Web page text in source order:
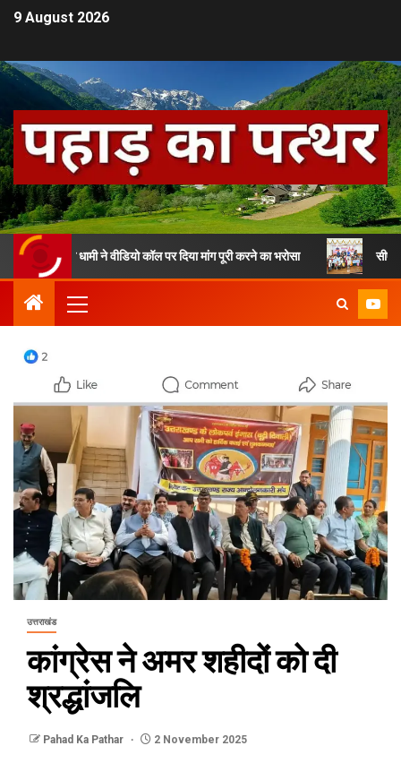
9 August 2026
ने वीडियो कॉल पर दिया मांग पूरी करने का भरोसा सीएम धामी ने तीलू
उत्तराखंड
कांग्रेस ने अमर शहीदों को दी
श्रद्धांजलि
Pahad Ka Pathar 2 November 2025